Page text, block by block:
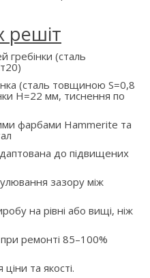
решіт
гребінки (сталь
(сталь товщиною S=0,8
H=22 мм, тиснення по
фарбами Hammerite та
до підвищених
зазору між
на рівні або вищі, ніж
ремонті 85–100%
та якості.